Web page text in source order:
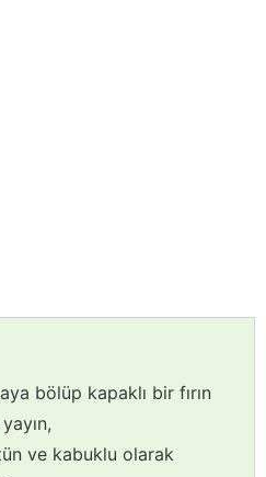
bölüp kapaklı bir fırın
ve kabuklu olarak